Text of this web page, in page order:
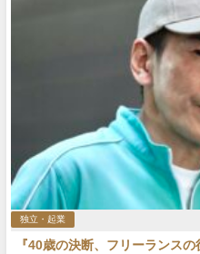
独立・起業
『40歳の決断、フリーランス